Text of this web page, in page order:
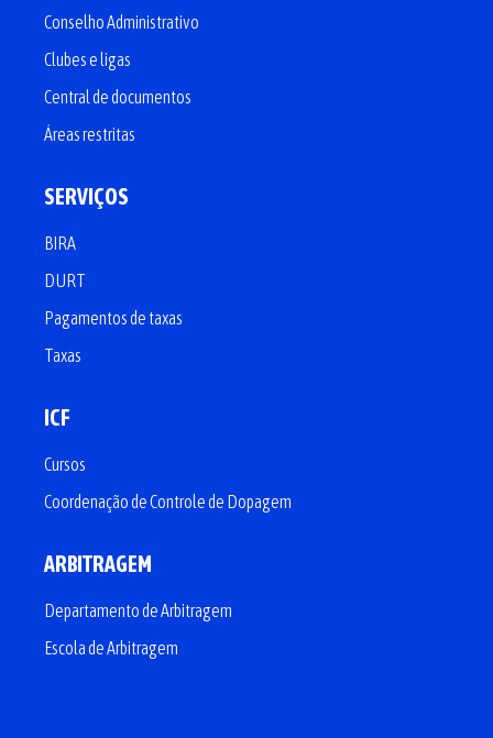
Conselho Administrativo
Clubes e ligas
Central de documentos
Áreas restritas
SERVIÇOS
BIRA
DURT
Pagamentos de taxas
Taxas
ICF
Cursos
Coordenação de Controle de Dopagem
ARBITRAGEM
Departamento de Arbitragem
Escola de Arbitragem